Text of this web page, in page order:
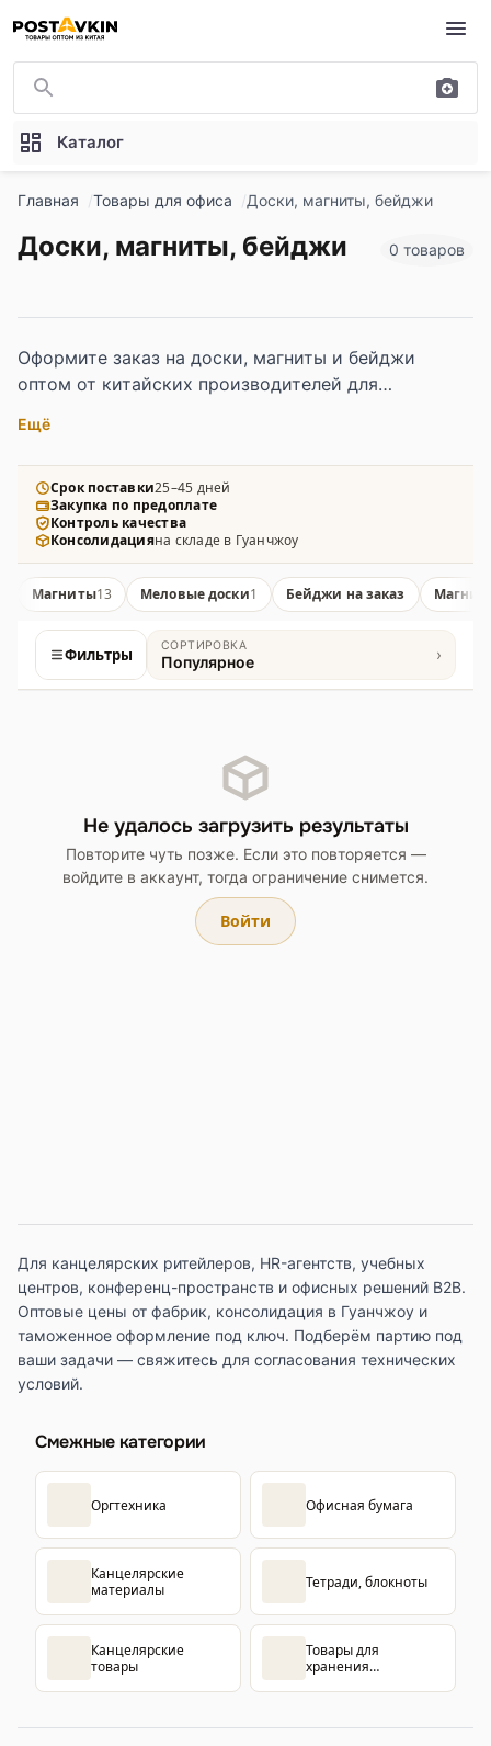
Перейти к основному содержимому
Каталог
Главная Товары для офиса Доски, магниты, бейджи
Доски, магниты, бейджи 0 товаров
Оформите заказ на доски, магниты и бейджи
оптом от китайских производителей для
Wildberries и Ozon, а также для офисных сетей и
корпоративных закупщиков. В каталоге магнитные
и меловые доски, персонализированные бейджи,
магниты разных форм и размеров, файлы и папки
— с возможностью нанесения логотипа и выбора
материалов.
Ещё
Срок поставки25–45 дней
Закупка по предоплате
Контроль качества
Консолидацияна складе в Гуанчжоу
Магниты13 Меловые доски1 Бейджи на заказ
Фильтры СОРТИРОВКА
Популярное ›
Не удалось загрузить результаты
Повторите чуть позже. Если это повторяется —
войдите в аккаунт, тогда ограничение снимется.
Войти
Для канцелярских ритейлеров, HR-агентств, учебных
центров, конференц-пространств и офисных решений B2B.
Оптовые цены от фабрик, консолидация в Гуанчжоу и
таможенное оформление под ключ. Подберём партию под
ваши задачи — свяжитесь для согласования технических
условий.
Смежные категории
Оргтехника Офисная бумага
Канцелярские
материалы
Тетради, блокноты
Канцелярские
товары
Товары для
хранения